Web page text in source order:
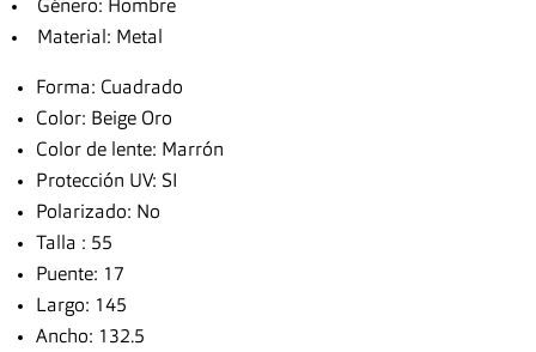
Género: Hombre
Material: Metal
Forma: Cuadrado
Color: Beige Oro
Color de lente: Marrón
Protección UV: SI
Polarizado: No
Talla : 55
Puente: 17
Largo: 145
Ancho: 132.5